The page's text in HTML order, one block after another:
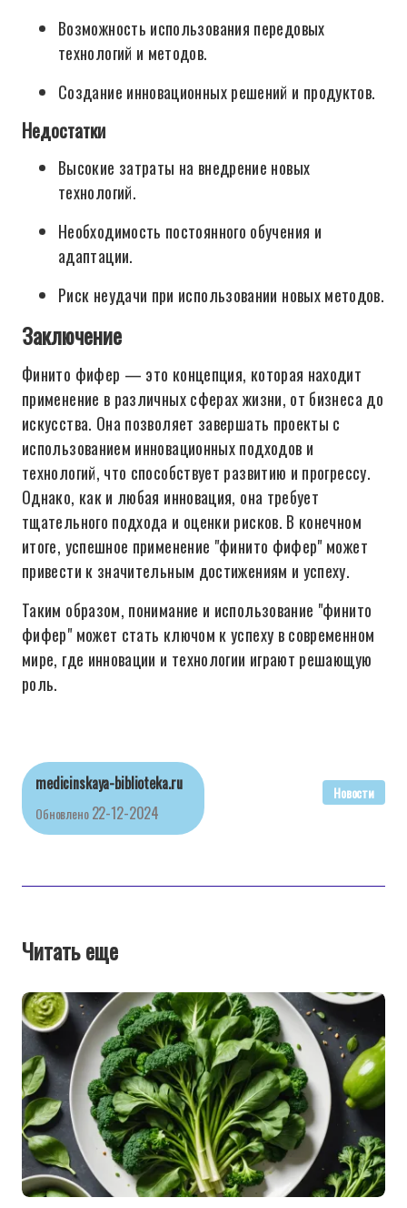
Возможность использования передовых
технологий и методов.
Создание инновационных решений и продуктов.
Недостатки
Высокие затраты на внедрение новых
технологий.
Необходимость постоянного обучения и
адаптации.
Риск неудачи при использовании новых методов.
Заключение
Финито фифер — это концепция, которая находит
применение в различных сферах жизни, от бизнеса до
искусства. Она позволяет завершать проекты с
использованием инновационных подходов и
технологий, что способствует развитию и прогрессу.
Однако, как и любая инновация, она требует
тщательного подхода и оценки рисков. В конечном
итоге, успешное применение "финито фифер" может
привести к значительным достижениям и успеху.
Таким образом, понимание и использование "финито
фифер" может стать ключом к успеху в современном
мире, где инновации и технологии играют решающую
роль.
medicinskaya-biblioteka.ru
Обновлено 22-12-2024
Новости
Читать еще